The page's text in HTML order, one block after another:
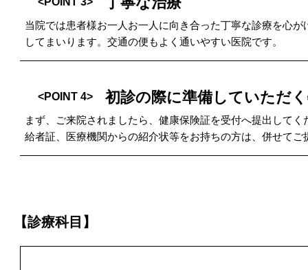
当院では患者様お一人お一人に向き合った丁寧な診療を心
してまいります。交通の便もよく通いやすい医院です。
<POINT 4> 初診の際に準備していただ
まず、ご来院されましたら、健康保険証を受付へ提出して
給者証、医療機関からの紹介状等をお持ちの方は、併せてご
【診療科目】